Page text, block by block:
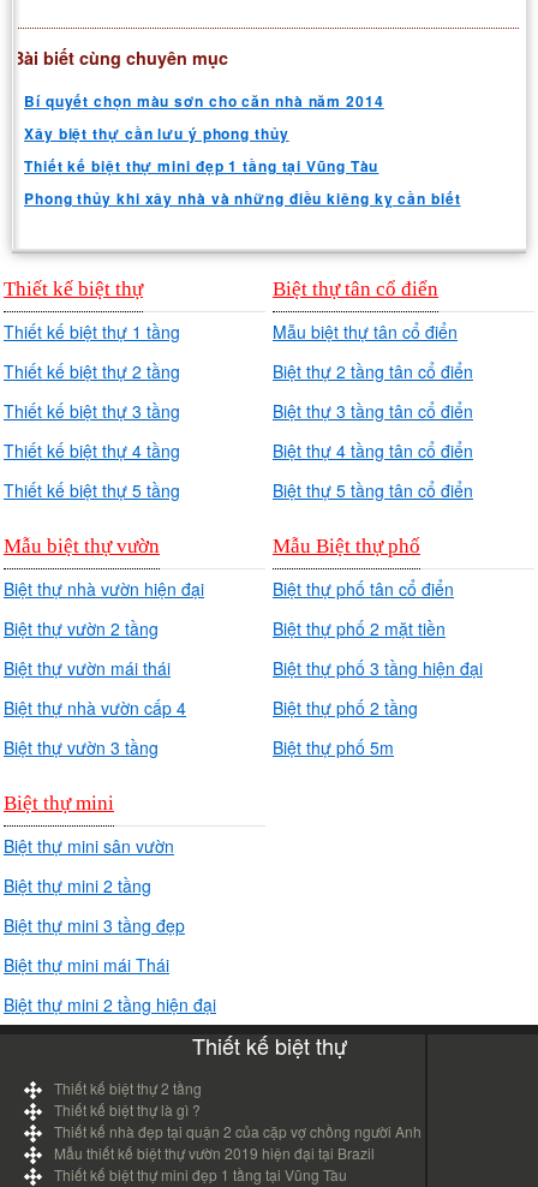
Bài biết cùng chuyên mục
Bí quyết chọn màu sơn cho căn nhà năm 2014
Xây biệt thự cần lưu ý phong thủy
Thiết kế biệt thự mini đẹp 1 tầng tại Vũng Tàu
Phong thủy khi xây nhà và những điều kiêng kỵ cần biết
Thiết kế biệt thự
Thiết kế biệt thự 1 tầng
Thiết kế biệt thự 2 tầng
Thiết kế biệt thự 3 tầng
Thiết kế biệt thự 4 tầng
Thiết kế biệt thự 5 tầng
Biệt thự tân cổ điển
Mẫu biệt thự tân cổ điển
Biệt thự 2 tầng tân cổ điển
Biệt thự 3 tầng tân cổ điển
Biệt thự 4 tầng tân cổ điển
Biệt thự 5 tầng tân cổ điển
Mẫu biệt thự vườn
Biệt thự nhà vườn hiện đại
Biệt thự vườn 2 tầng
Biệt thự vườn mái thái
Biệt thự nhà vườn cấp 4
Biệt thự vườn 3 tầng
Mẫu Biệt thự phố
Biệt thự phố tân cổ điển
Biệt thự phố 2 mặt tiền
Biệt thự phố 3 tầng hiện đại
Biệt thự phố 2 tầng
Biệt thự phố 5m
Biệt thự mini
Biệt thự mini sân vườn
Biệt thự mini 2 tầng
Biệt thự mini 3 tầng đẹp
Biệt thự mini mái Thái
Biệt thự mini 2 tầng hiện đại
Thiết kế biệt thự
Thiết kế biệt thự 2 tầng
Thiết kế biệt thự là gì ?
Thiết kế nhà đẹp tại quận 2 của cặp vợ chồng người Anh
Mẫu thiết kế biệt thự vườn 2019 hiện đại tại Brazil
Thiết kế biệt thự mini đẹp 1 tầng tại Vũng Tàu